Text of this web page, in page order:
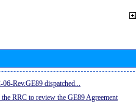
Rev.GE89 dispatched...
RRC to review the GE89 Agreement